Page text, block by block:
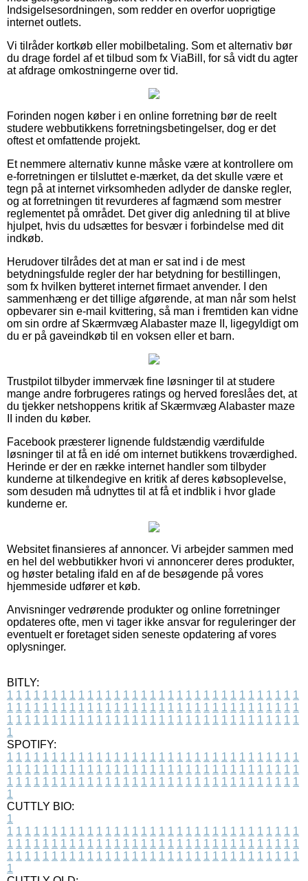
Indsigelsesordningen, som redder en overfor uoprigtige
internet outlets.
Vi tilråder kortkøb eller mobilbetaling. Som et alternativ bør
du drage fordel af et tilbud som fx ViaBill, for så vidt du agter
at afdrage omkostningerne over tid.
Forinden nogen køber i en online forretning bør de reelt
studere webbutikkens forretningsbetingelser, dog er det
oftest et omfattende projekt.
Et nemmere alternativ kunne måske være at kontrollere om
e-forretningen er tilsluttet e-mærket, da det skulle være et
tegn på at internet virksomheden adlyder de danske regler,
og at forretningen tit revurderes af fagmænd som mestrer
reglementet på området. Det giver dig anledning til at blive
hjulpet, hvis du udsættes for besvær i forbindelse med dit
indkøb.
Herudover tilrådes det at man er sat ind i de mest
betydningsfulde regler der har betydning for bestillingen,
som fx hvilken bytteret internet firmaet anvender. I den
sammenhæng er det tillige afgørende, at man når som helst
opbevarer sin e-mail kvittering, så man i fremtiden kan vidne
om sin ordre af Skærmvæg Alabaster maze II, ligegyldigt om
du er på gaveindkøb til en voksen eller et barn.
Trustpilot tilbyder immervæk fine løsninger til at studere
mange andre forbrugeres ratings og herved foreslåes det, at
du tjekker netshoppens kritik af Skærmvæg Alabaster maze
II inden du køber.
Facebook præsterer lignende fuldstændig værdifulde
løsninger til at få en idé om internet butikkens troværdighed.
Herinde er der en række internet handler som tilbyder
kunderne at tilkendegive en kritik af deres købsoplevelse,
som desuden må udnyttes til at få et indblik i hvor glade
kunderne er.
Websitet finansieres af annoncer. Vi arbejder sammen med
en hel del webbutikker hvori vi annoncerer deres produkter,
og høster betaling ifald en af de besøgende på vores
hjemmeside udfører et køb.
Anvisninger vedrørende produkter og online forretninger
opdateres ofte, men vi tager ikke ansvar for reguleringer der
eventuelt er foretaget siden seneste opdatering af vores
oplysninger.
BITLY:
1 1 1 1 1 1 1 1 1 1 1 1 1 1 1 1 1 1 1 1 1 1 1 1 1 1 1 1 1 1 1 1 1
1 1 1 1 1 1 1 1 1 1 1 1 1 1 1 1 1 1 1 1 1 1 1 1 1 1 1 1 1 1 1 1 1
1 1 1 1 1 1 1 1 1 1 1 1 1 1 1 1 1 1 1 1 1 1 1 1 1 1 1 1 1 1 1 1 1
1
SPOTIFY:
1 1 1 1 1 1 1 1 1 1 1 1 1 1 1 1 1 1 1 1 1 1 1 1 1 1 1 1 1 1 1 1 1
1 1 1 1 1 1 1 1 1 1 1 1 1 1 1 1 1 1 1 1 1 1 1 1 1 1 1 1 1 1 1 1 1
1 1 1 1 1 1 1 1 1 1 1 1 1 1 1 1 1 1 1 1 1 1 1 1 1 1 1 1 1 1 1 1 1
1
CUTTLY BIO:
1
1 1 1 1 1 1 1 1 1 1 1 1 1 1 1 1 1 1 1 1 1 1 1 1 1 1 1 1 1 1 1 1 1
1 1 1 1 1 1 1 1 1 1 1 1 1 1 1 1 1 1 1 1 1 1 1 1 1 1 1 1 1 1 1 1 1
1 1 1 1 1 1 1 1 1 1 1 1 1 1 1 1 1 1 1 1 1 1 1 1 1 1 1 1 1 1 1 1 1
1